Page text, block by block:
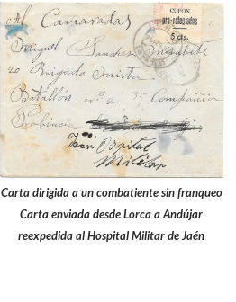
Carta dirigida a un combatiente sin franqueo
Carta enviada desde Lorca a Andújar
reexpedida al Hospital Militar de Jaén